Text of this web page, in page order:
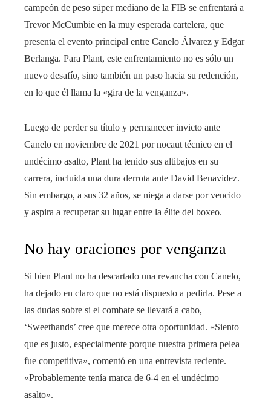
campeón de peso súper mediano de la FIB se enfrentará a
Trevor McCumbie en la muy esperada cartelera, que
presenta el evento principal entre Canelo Álvarez y Edgar
Berlanga. Para Plant, este enfrentamiento no es sólo un
nuevo desafío, sino también un paso hacia su redención,
en lo que él llama la «gira de la venganza».
Luego de perder su título y permanecer invicto ante
Canelo en noviembre de 2021 por nocaut técnico en el
undécimo asalto, Plant ha tenido sus altibajos en su
carrera, incluida una dura derrota ante David Benavidez.
Sin embargo, a sus 32 años, se niega a darse por vencido
y aspira a recuperar su lugar entre la élite del boxeo.
No hay oraciones por venganza
Si bien Plant no ha descartado una revancha con Canelo,
ha dejado en claro que no está dispuesto a pedirla. Pese a
las dudas sobre si el combate se llevará a cabo,
‘Sweethands’ cree que merece otra oportunidad. «Siento
que es justo, especialmente porque nuestra primera pelea
fue competitiva», comentó en una entrevista reciente.
«Probablemente tenía marca de 6-4 en el undécimo
asalto».